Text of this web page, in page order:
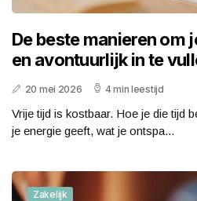
De beste manieren om
en avontuurlijk in te
20 mei 2026 4 min leestijd
Vrije tijd is kostbaar. Hoe je die tijd
je energie geeft, wat je ontspa...
Zakelijk